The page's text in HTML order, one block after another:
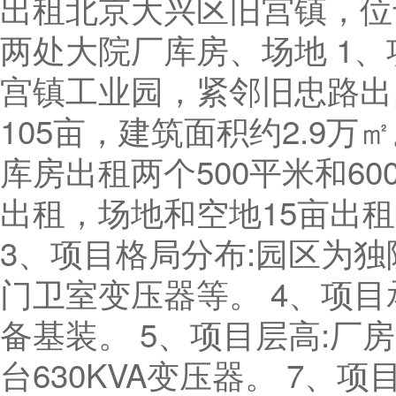
两处大院厂库房、场地 1
宫镇工业园，紧邻旧忠路
105亩，建筑面积约2.9万
库房出租两个500平米和
出租，场地和空地15亩出
3、项目格局分布:园区为
门卫室变压器等。 4、项
备基装。 5、项目层高:厂
台630KVA变压器。 7、项